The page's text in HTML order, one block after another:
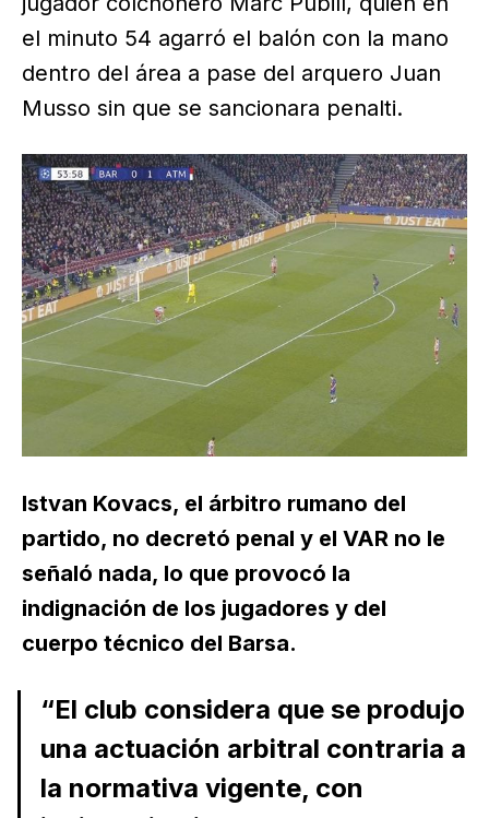
el minuto 54 agarró el balón con la mano
dentro del área a pase del arquero Juan
Musso sin que se sancionara penalti.
Istvan Kovacs, el árbitro rumano del
partido, no decretó penal y el VAR no le
señaló nada, lo que provocó la
indignación de los jugadores y del
cuerpo técnico del Barsa.
“El club considera que se produjo
una actuación arbitral contraria a
la normativa vigente, con